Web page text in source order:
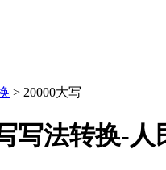
> 20000大写
写法转换-